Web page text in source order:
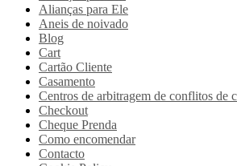
Alianças para Ele
Aneis de noivado
Blog
Cart
Cartão Cliente
Casamento
Centros de arbitragem de conflitos de
Checkout
Cheque Prenda
Como encomendar
Contacto